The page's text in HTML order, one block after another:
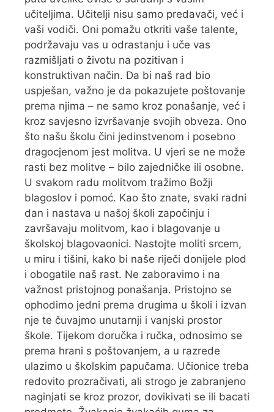
učiteljima. Učitelji nisu samo predavači, već i
vaši vodiči. Oni pomažu otkriti vaše talente,
podržavaju vas u odrastanju i uče vas
razmišljati o životu na pozitivan i
konstruktivan način. Da bi naš rad bio
uspješan, važno je da pokazujete poštovanje
prema njima – ne samo kroz ponašanje, već i
kroz savjesno izvršavanje svojih obveza. Ono
što našu školu čini jedinstvenom i posebno
dragocjenom jest molitva. U vjeri se ne može
rasti bez molitve – bilo zajedničke ili osobne.
U svakom radu molitvom tražimo Božji
blagoslov i pomoć. Kao što znate, svaki radni
dan i nastava u našoj školi započinju i
završavaju molitvom, kao i blagovanje u
školskoj blagovaonici. Nastojte moliti srcem,
u miru i tišini, kako bi naše riječi donijele plod
i obogatile naš rast. Ne zaboravimo i na
važnost pristojnog ponašanja. Pristojno se
ophodimo jedni prema drugima u školi i izvan
nje te čuvajmo unutarnji i vanjski prostor
škole. Tijekom doručka i ručka, odnosimo se
prema hrani s poštovanjem, a u razrede
ulazimo u školskim papučama. Učionice treba
redovito prozračivati, ali strogo je zabranjeno
naginjati se kroz prozor, dovikivati se ili bacati